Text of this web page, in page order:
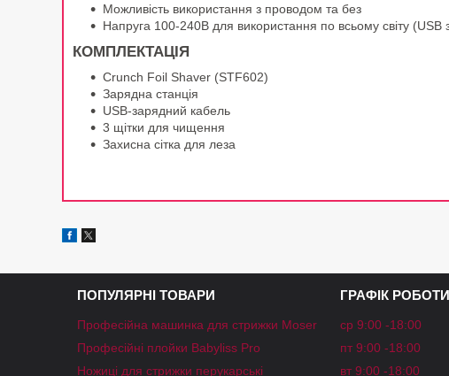
Можливість використання з проводом та без
Напруга 100-240В для використання по всьому світу (USB
КОМПЛЕКТАЦІЯ
Crunch Foil Shaver (STF602)
Зарядна станція
USB-зарядний кабель
3 щітки для чищення
Захисна сітка для леза
ПОПУЛЯРНІ ТОВАРИ
Професійна машинка для стрижки Moser
Професійні плойки Babyliss Pro
Ножиці для стрижки перукарські
ГРАФІК РОБОТИ
ср 9:00 -18:00
пт 9:00 -18:00
вт 9:00 -18:00